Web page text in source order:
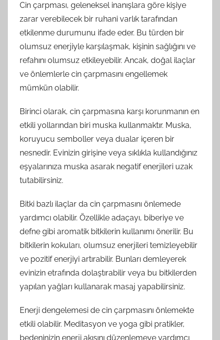
Cin çarpması, geleneksel inanışlara göre kişiye
zarar verebilecek bir ruhani varlık tarafından
etkilenme durumunu ifade eder. Bu türden bir
olumsuz enerjiyle karşılaşmak, kişinin sağlığını ve
refahını olumsuz etkileyebilir. Ancak, doğal ilaçlar
ve önlemlerle cin çarpmasını engellemek
mümkün olabilir.
Birinci olarak, cin çarpmasına karşı korunmanın en
etkili yollarından biri muska kullanmaktır. Muska,
koruyucu semboller veya dualar içeren bir
nesnedir. Evinizin girişine veya sıklıkla kullandığınız
eşyalarınıza muska asarak negatif enerjileri uzak
tutabilirsiniz.
Bitki bazlı ilaçlar da cin çarpmasını önlemede
yardımcı olabilir. Özellikle adaçayı, biberiye ve
defne gibi aromatik bitkilerin kullanımı önerilir. Bu
bitkilerin kokuları, olumsuz enerjileri temizleyebilir
ve pozitif enerjiyi artırabilir. Bunları demleyerek
evinizin etrafında dolaştırabilir veya bu bitkilerden
yapılan yağları kullanarak masaj yapabilirsiniz.
Enerji dengelemesi de cin çarpmasını önlemekte
etkili olabilir. Meditasyon ve yoga gibi pratikler,
bedeninizin enerji akışını düzenlemeye yardımcı